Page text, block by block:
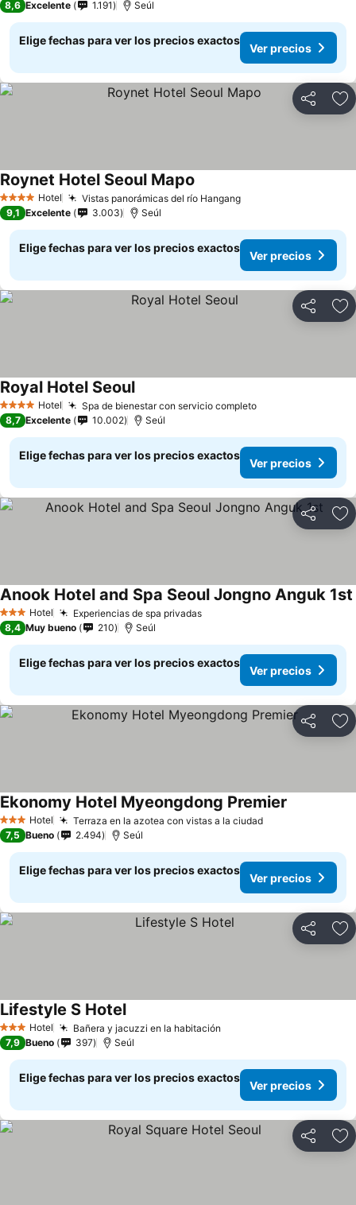
8,6 Excelente 1.191 Seúl
Elige fechas para ver los precios exactos
Ver precios
Compartir
4 EstrellasHotel Vistas panorámicas del río HangangVer precios
Roynet Hotel Seoul Mapo
9,1 Excelente 3.003 Seúl
Elige fechas para ver los precios exactos
Ver precios
Compartir
4 EstrellasHotel Spa de bienestar con servicio completoVer precios
Royal Hotel SeoulVer precios
8,7 Excelente 10.002 Seúl
Elige fechas para ver los precios exactos
Ver precios
Compartir
3 Estrellas
Hotel Experiencias de spa privadasVer precios
Anook Hotel and Spa Seoul Jongno Anguk 1st
8,4 Muy bueno 210 Seúl
Elige fechas para ver los precios exactos
Ver precios
Compartir
3 Estrellas
Hotel Terraza en la azotea con vistas a la ciudadVer precios
Ekonomy Hotel Myeongdong Premier
7,5 Bueno 2.494 Seúl
Elige fechas para ver los precios exactos
Ver precios
Compartir
3 Estrellas
Hotel Bañera y jacuzzi en la habitación
Lifestyle S HotelVer precios
7,9 Bueno 397 Seúl
Elige fechas para ver los precios exactos
Ver precios
Compartir